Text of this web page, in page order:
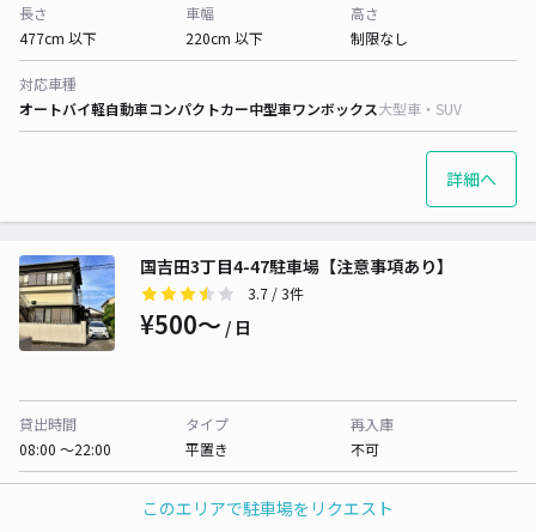
このエリアで駐車場をリクエスト
長さ
477cm 以下
車幅
220cm 以下
高さ
制限なし
対応車種
オートバイ軽自動車コンパクトカー中型車ワンボックス大型車・SUV
詳細へ
国吉田3丁目4-47駐車場【注意事項あり】
3.7 / 3件
¥500〜 / 日
貸出時間
08:00 〜22:00
タイプ
平置き
再入庫
不可
190cm 以下
制限なし